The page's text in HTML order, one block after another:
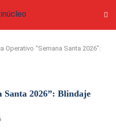
Operativo “Semana Santa 2026”:
Santa 2026”: Blindaje